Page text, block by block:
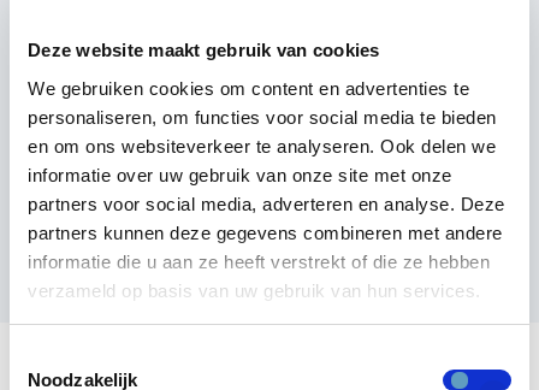
Deze website maakt gebruik van cookies
We gebruiken cookies om content en advertenties te
personaliseren, om functies voor social media te bieden
en om ons websiteverkeer te analyseren. Ook delen we
informatie over uw gebruik van onze site met onze
partners voor social media, adverteren en analyse. Deze
partners kunnen deze gegevens combineren met andere
informatie die u aan ze heeft verstrekt of die ze hebben
verzameld op basis van uw gebruik van hun services.
Noodzakelijk
en rapportages tonen compliance met ISO
27001
Efficiënt beheer:ILM biedt inzicht in wie
toegang heeft tot welke systemen, wat het
beheer en het opsporen van risico's
vereenvoudigt.